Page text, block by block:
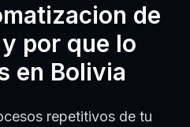
de
y por que lo
en Bolivia
repetitivos de tu